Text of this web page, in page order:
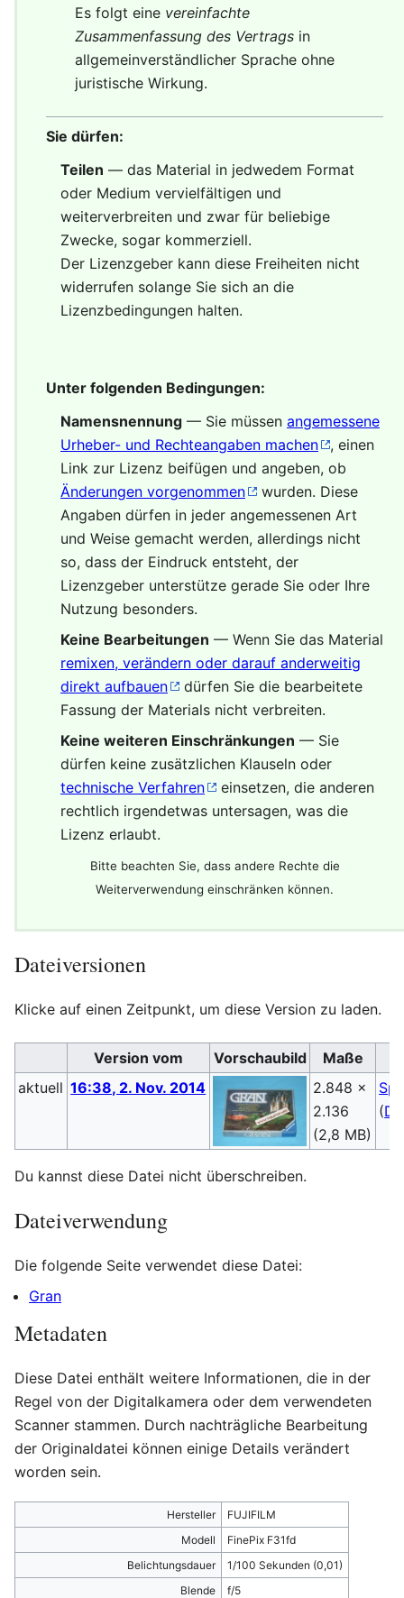
Es folgt eine vereinfachte
Zusammenfassung des Vertrags in
allgemeinverständlicher Sprache ohne
juristische Wirkung.
Sie dürfen:
Teilen — das Material in jedwedem Format
oder Medium vervielfältigen und
weiterverbreiten und zwar für beliebige
Zwecke, sogar kommerziell.
Der Lizenzgeber kann diese Freiheiten nicht
widerrufen solange Sie sich an die
Lizenzbedingungen halten.
Unter folgenden Bedingungen:
Namensnennung — Sie müssen angemessene
Urheber- und Rechteangaben machen
, einen
Link zur Lizenz beifügen und angeben, ob
Änderungen vorgenommen
wurden. Diese
Angaben dürfen in jeder angemessenen Art
und Weise gemacht werden, allerdings nicht
so, dass der Eindruck entsteht, der
Lizenzgeber unterstütze gerade Sie oder Ihre
Nutzung besonders.
Keine Bearbeitungen — Wenn Sie das Material
remixen, verändern oder darauf anderweitig
direkt aufbauen
dürfen Sie die bearbeitete
Fassung der Materials nicht verbreiten.
Keine weiteren Einschränkungen — Sie
dürfen keine zusätzlichen Klauseln oder
technische Verfahren
einsetzen, die anderen
rechtlich irgendetwas untersagen, was die
Lizenz erlaubt.
Bitte beachten Sie, dass andere Rechte die
Weiterverwendung einschränken können.
Dateiversionen
Klicke auf einen Zeitpunkt, um diese Version zu laden.
Version vom Vorschaubild
Maße
aktuell 16:38, 2. Nov. 2014
2.848 ×
2.136
(2,8 MB)
(
Du kannst diese Datei nicht überschreiben.
Dateiverwendung
Die folgende Seite verwendet diese Datei:
Gran
Metadaten
Diese Datei enthält weitere Informationen, die in der
Regel von der Digitalkamera oder dem verwendeten
Scanner stammen. Durch nachträgliche Bearbeitung
der Originaldatei können einige Details verändert
worden sein.
Hersteller
FUJIFILM
Modell
FinePix F31fd
Belichtungsdauer
1/100 Sekunden (0,01)
Blende
f/5